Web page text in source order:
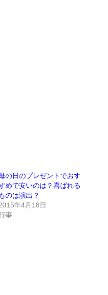
の日のプレゼントでおす
めで安いのは？喜ばれる
ものは演出？
年4月18日
事